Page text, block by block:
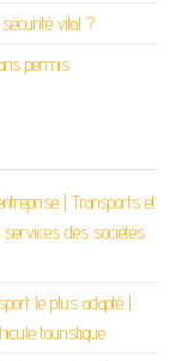
vital ?
permis
| Transports et
services des sociétés
le plus adapté |
touristique